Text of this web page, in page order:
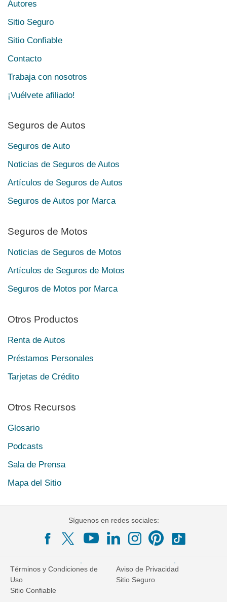
Autores
Sitio Seguro
Sitio Confiable
Contacto
Trabaja con nosotros
¡Vuélvete afiliado!
Seguros de Autos
Seguros de Auto
Noticias de Seguros de Autos
Artículos de Seguros de Autos
Seguros de Autos por Marca
Seguros de Motos
Noticias de Seguros de Motos
Artículos de Seguros de Motos
Seguros de Motos por Marca
Otros Productos
Renta de Autos
Préstamos Personales
Tarjetas de Crédito
Otros Recursos
Glosario
Podcasts
Sala de Prensa
Mapa del Sitio
Síguenos en redes sociales:
Términos y Condiciones de
Uso
Aviso de Privacidad
Sitio Seguro
Sitio Confiable